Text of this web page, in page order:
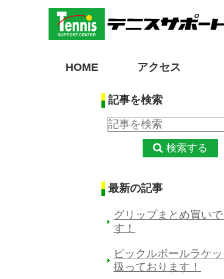
HOME アクセス
記事を検索
検索する
最新の記事
グリップまとめ買いで
す！
ピックルボールラケッ
扱っております！